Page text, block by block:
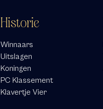
Historie
Winnaars
Uitslagen
Koningen
PC Klassement
Klavertje Vier